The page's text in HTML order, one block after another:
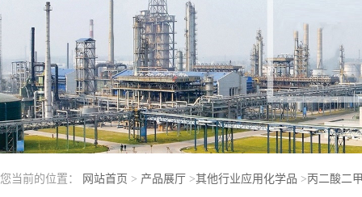
您当前的位置： 网站首页 > 产品展厅 >其他行业应用化学品 >丙二酸二